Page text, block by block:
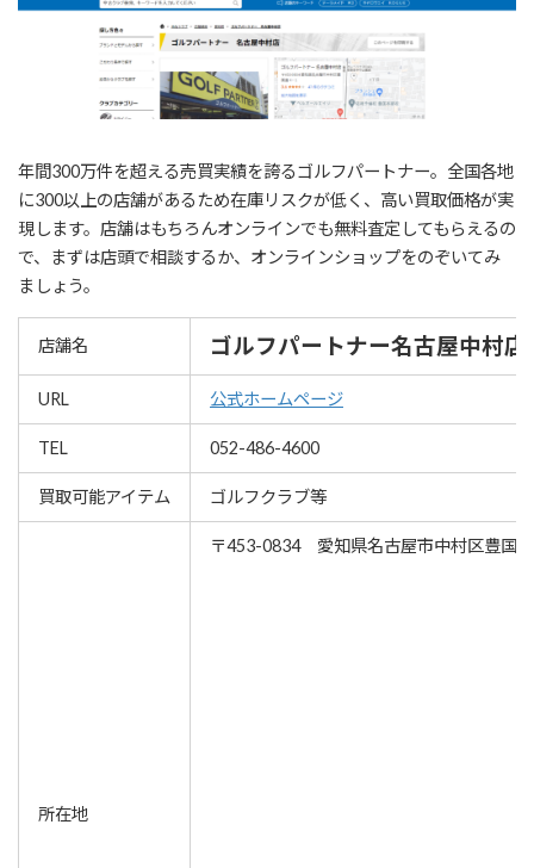
年間300万件を超える売買実績を誇るゴルフパートナー。全国各地
に300以上の店舗があるため在庫リスクが低く、高い買取価格が実
現します。店舗はもちろんオンラインでも無料査定してもらえるの
で、まずは店頭で相談するか、オンラインショップをのぞいてみ
ましょう。
店舗名 ゴルフパートナー名古屋中村店
URL 公式ホームページ
TEL 052-486-4600
買取可能アイテム ゴルフクラブ等
所在地
〒453-0834 愛知県名古屋市中村区豊国